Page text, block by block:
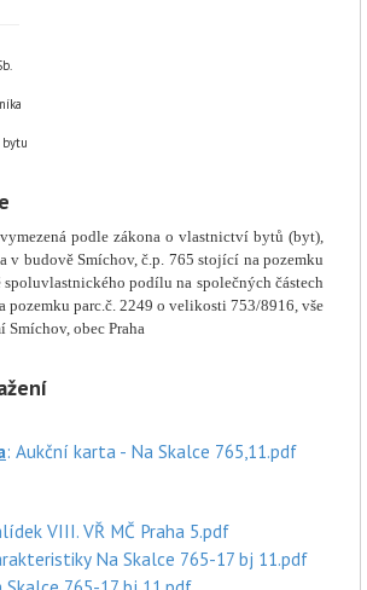
bytu
podle zákona o vlastnictví bytů (byt),
v budově Smíchov, č.p. 765 stojící na pozemku
spoluvlastnického podílu na společných částech
pozemku parc.č. 2249 o velikosti 753/8916 , vše
Smíchov, obec Praha
: Aukční karta - Na Skalce 765,11.pdf
VIII. VŘ MČ Praha 5.pdf
Na Skalce 765-17 bj 11.pdf